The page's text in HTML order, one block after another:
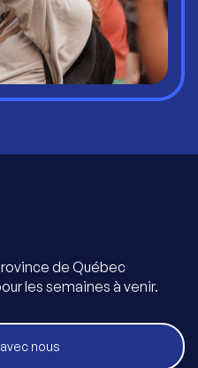
de Québec
les semaines à venir.
nous